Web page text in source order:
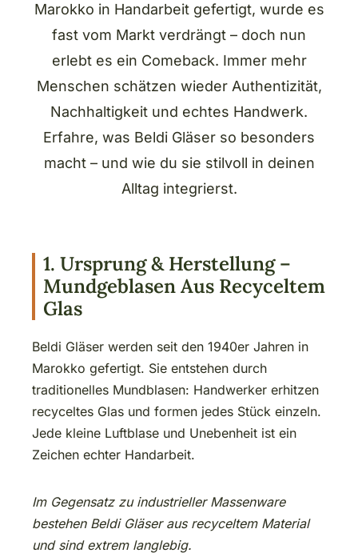
Marokko in Handarbeit gefertigt, wurde es
fast vom Markt verdrängt – doch nun
erlebt es ein Comeback. Immer mehr
Menschen schätzen wieder Authentizität,
Nachhaltigkeit und echtes Handwerk.
Erfahre, was Beldi Gläser so besonders
macht – und wie du sie stilvoll in deinen
Alltag integrierst.
1. Ursprung & Herstellung –
Mundgeblasen Aus Recyceltem
Glas
Beldi Gläser werden seit den 1940er Jahren in
Marokko gefertigt. Sie entstehen durch
traditionelles Mundblasen: Handwerker erhitzen
recyceltes Glas und formen jedes Stück einzeln.
Jede kleine Luftblase und Unebenheit ist ein
Zeichen echter Handarbeit.
Im Gegensatz zu industrieller Massenware
bestehen Beldi Gläser aus recyceltem Material
und sind extrem langlebig.